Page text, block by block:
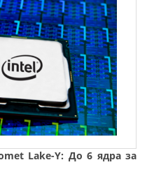
Lake-Y: До 6 ядра за